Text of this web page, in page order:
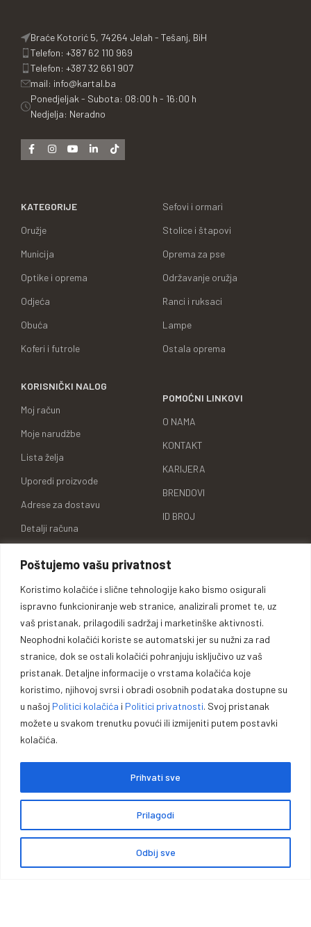
Poštujemo vašu privatnost
Koristimo kolačiće i slične tehnologije kako bismo osigurali
ispravno funkcioniranje web stranice, analizirali promet te, uz
vaš pristanak, prilagodili sadržaj i marketinške aktivnosti.
Neophodni kolačići koriste se automatski jer su nužni za rad
stranice, dok se ostali kolačići pohranjuju isključivo uz vaš
pristanak. Detaljne informacije o vrstama kolačića koje
koristimo, njihovoj svrsi i obradi osobnih podataka dostupne su
u našoj Politici kolačića i Politici privatnosti. Svoj pristanak
možete u svakom trenutku povući ili izmijeniti putem postavki
kolačića.
Prilagodi
Odbij sve
Prihvati sve
Braće Kotorić 5, 74264 Jelah - Tešanj, BiH
Telefon: +387 62 110 969
Telefon: +387 32 661 907
mail: info@kartal.ba
Ponedjeljak - Subota: 08:00 h - 16:00 h
Nedjelja: Neradno
KATEGORIJE
Oružje
Municija
Optike i oprema
Odjeća
Obuća
Koferi i futrole
Sefovi i ormari
Stolice i štapovi
Oprema za pse
Održavanje oružja
Ranci i ruksaci
Lampe
Ostala oprema
KORISNIČKI NALOG
Moj račun
Moje narudžbe
Lista želja
Uporedi proizvode
Adrese za dostavu
Detalji računa
POMOĆNI LINKOVI
O NAMA
KONTAKT
KARIJERA
BRENDOVI
ID BROJ
Oprema za lovce, sportiste,
profesionalce i entuzijaste.
Vrhunska opremu za lovce, sportiste, profesionalce i entuzijaste. U
našoj ponudi pronaći ćete pouzdano oružje, municiju i prateću
Politika kolačića Politika privatnosti
Opći uvjeti poslovanja
Impressum
Garancije, povrati i reklamacije
Načini i cijene isporuke